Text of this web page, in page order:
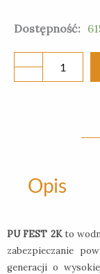
Dostępność:
1,2
kg
Opis
PU FEST 2Kto
zabezpieczanie
generacji o